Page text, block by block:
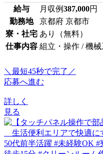
給与 月収例387,000円
勤務地
京都府 京都市
寮・社宅 あり（無料）
仕事内容 組立・操作 / 機
＼最短45秒で完了／
応募へ進む
詳しく
見る